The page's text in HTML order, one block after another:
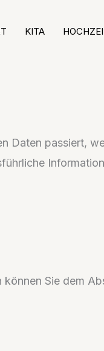
KITA
Daten passiert,
Sie dem